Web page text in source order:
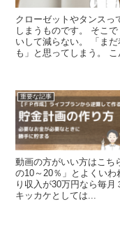
クローゼットやタンスっ
しまうものです。 そこ
いして減らない。 「ま
も」と思ってしまう。 こ
重要な記事
動画の方がいい方はこち
の10～20％」とよくい
り収入が30万円なら毎
キッカケとしては...